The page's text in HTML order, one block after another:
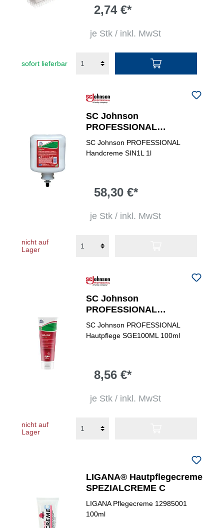
2,74 €*
je Stk / inkl. MwSt
sofort lieferbar
SC Johnson
PROFESSIONAL
Hautschutzcreme
Stokolan® Intense
SC Johnson PROFESSIONAL
Handcreme SIN1L 1l
58,30 €*
je Stk / inkl. MwSt
nicht auf
Lager
SC Johnson
PROFESSIONAL
Hautschutzcreme
Stokolan® Light Gel
SC Johnson PROFESSIONAL
Hautpflege SGE100ML 100ml
8,56 €*
je Stk / inkl. MwSt
nicht auf
Lager
LIGANA® Hautpflegecreme
SPEZIALCREME C
LIGANA Pflegecreme 12985001
100ml